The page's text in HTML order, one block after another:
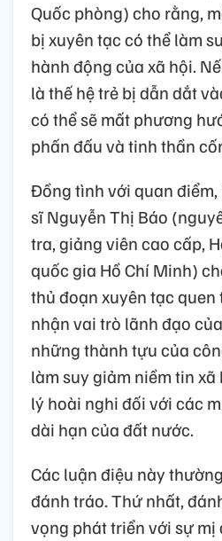
Quốc phòng) cho rằng,
bị xuyên tạc có thể làm
hành động của xã hội.
là thế hệ trẻ bị dẫn dắt
có thể sẽ mất phương
phấn đấu và tinh thần
Đồng tình với quan điểm,
sĩ Nguyễn Thị Báo
tra, giảng viên cao cấp,
quốc gia Hồ Chí Minh)
thủ đoạn xuyên tạc
nhận vai trò lãnh đạo
những thành tựu của
làm suy giảm niềm tin
lý hoài nghi đối với các
dài hạn của đất nước.
Các luận điệu này
đánh tráo. Thứ nhất,
vọng phát triển với sự